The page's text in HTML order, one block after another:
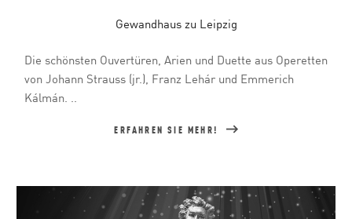
Gewandhaus zu Leipzig
Die schönsten Ouvertüren, Arien und Duette aus Operetten
von Johann Strauss (jr.), Franz Lehár und Emmerich
Kálmán. ..
ERFAHREN SIE MEHR!